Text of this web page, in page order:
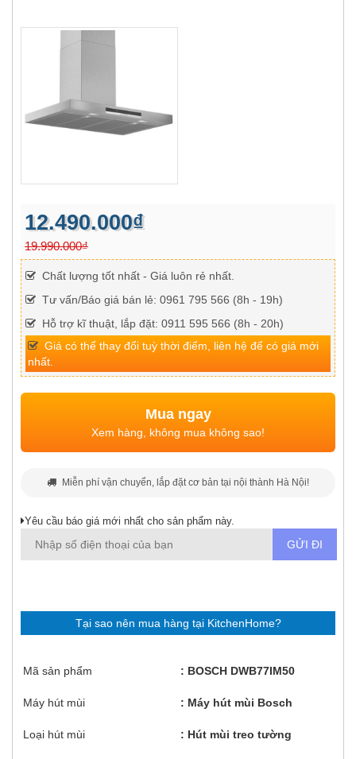
12.490.000₫
19.990.000₫
Chất lượng tốt nhất - Giá luôn rẻ nhất.
Tư vấn/Báo giá bán lẻ: 0961 795 566 (8h - 19h)
Hỗ trợ kĩ thuật, lắp đặt: 0911 595 566 (8h - 20h)
Giá có thể thay đổi tuỳ thời điểm, liên hệ để có giá mới
nhất.
Mua ngay
Xem hàng, không mua không sao!
Miễn phí vận chuyển, lắp đặt cơ bản tại nội thành Hà Nội!
Yêu cầu báo giá mới nhất cho sản phẩm này.
Tại sao nên mua hàng tại KitchenHome?
Mã sản phẩm BOSCH DWB77IM50
Máy hút mùi Máy hút mùi Bosch
Loại hút mùi Hút mùi treo tường